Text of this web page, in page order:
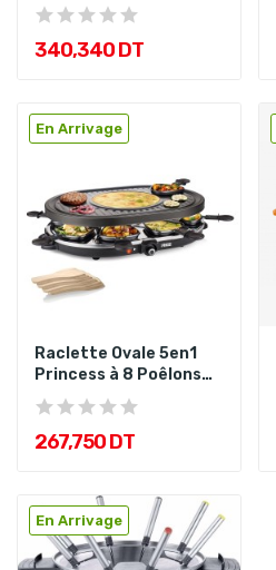
avec Pierre de...
340,340 DT
En Arrivage
Raclette Ovale 5en1
Princess à 8 Poêlons
1200 W
267,750 DT
En Arrivage